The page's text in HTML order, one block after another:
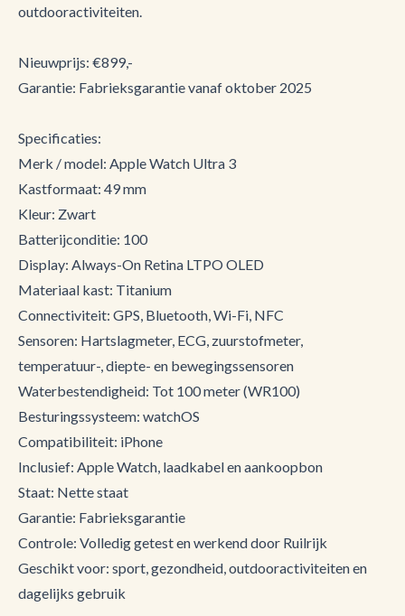
outdooractiviteiten.
Nieuwprijs: €899,-
Garantie: Fabrieksgarantie vanaf oktober 2025
Specificaties:
Merk / model: Apple Watch Ultra 3
Kastformaat: 49 mm
Kleur: Zwart
Batterijconditie: 100
Display: Always-On Retina LTPO OLED
Materiaal kast: Titanium
Connectiviteit: GPS, Bluetooth, Wi-Fi, NFC
Sensoren: Hartslagmeter, ECG, zuurstofmeter,
temperatuur-, diepte- en bewegingssensoren
Waterbestendigheid: Tot 100 meter (WR100)
Besturingssysteem: watchOS
Compatibiliteit: iPhone
Inclusief: Apple Watch, laadkabel en aankoopbon
Staat: Nette staat
Garantie: Fabrieksgarantie
Controle: Volledig getest en werkend door Ruilrijk
Geschikt voor: sport, gezondheid, outdooractiviteiten en
dagelijks gebruik